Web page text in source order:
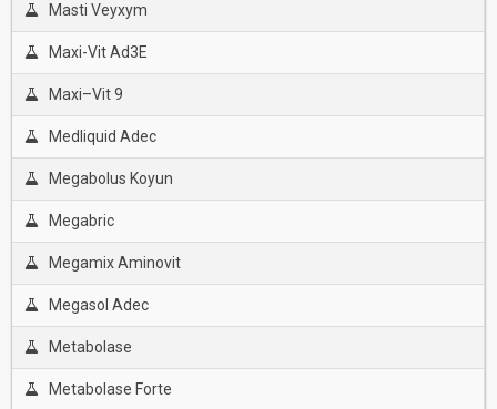
Masti Veyxym
Maxi-Vit Ad3E
Maxi–Vit 9
Medliquid Adec
Megabolus Koyun
Megabric
Megamix Aminovit
Megasol Adec
Metabolase
Metabolase Forte